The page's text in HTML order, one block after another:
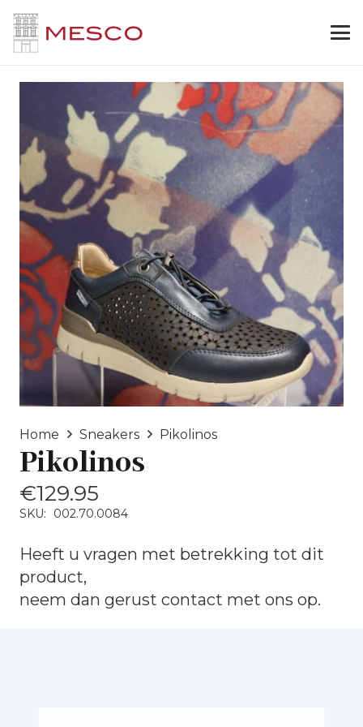
Home Sneakers Pikolinos
Pikolinos
€129.95
SKU: 002.70.0084
Heeft u vragen met betrekking tot dit
product,
neem dan gerust contact met ons op.